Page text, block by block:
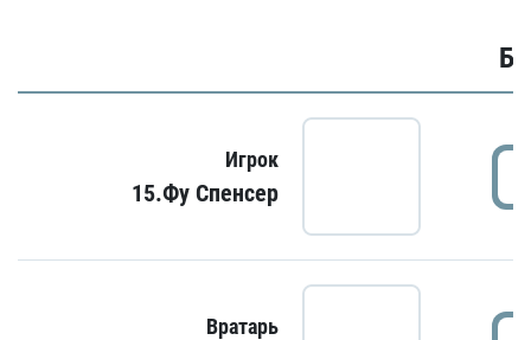
Игрок
15.Фу Спенсер
Вратарь